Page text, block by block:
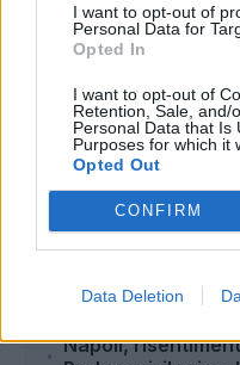
I want to opt-out of
Personal Data for
Opted In
I want to opt-out of
Retention, Sale, and/
Personal Data that Is
Purposes for which it
Opted Out
CONFIRM
Data Deletion
Antonio Lauro
Leggi anche...
Bologna: sempre
Thiago Motta
Napoli,